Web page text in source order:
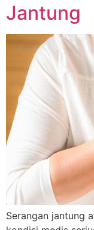
Jantung
Serangan jantung